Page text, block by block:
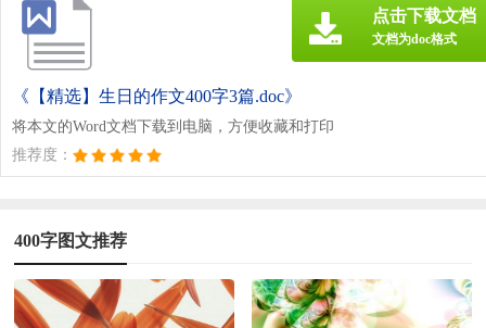
《【精选】生日的作文400字3篇.doc》
将本文的Word文档下载到电脑，方便收藏和打印
推荐度：
点击下载文档
文档为doc格式
400字图文推荐